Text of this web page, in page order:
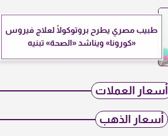
طبيب مصري يطرح بروتوكولًا لعلاج فيروس
«كورونا» ويناشد «الصحة» تبنيه
أسعار العملات
أسعار الذهب